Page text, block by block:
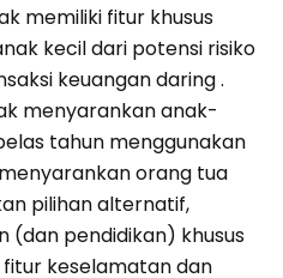
memiliki fitur khusus
kecil dari potensi risiko
keuangan daring .
menyarankan anak-
tahun menggunakan
orang tua
pilihan alternatif,
(dan pendidikan) khusus
keselamatan dan